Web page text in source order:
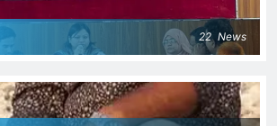
22 News